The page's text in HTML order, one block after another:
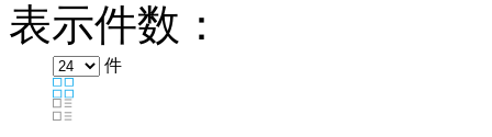
表示件数：
件